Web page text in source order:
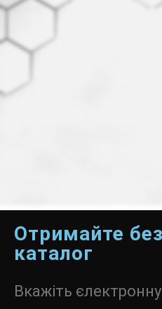
Отримайте
каталог
Вкажіть